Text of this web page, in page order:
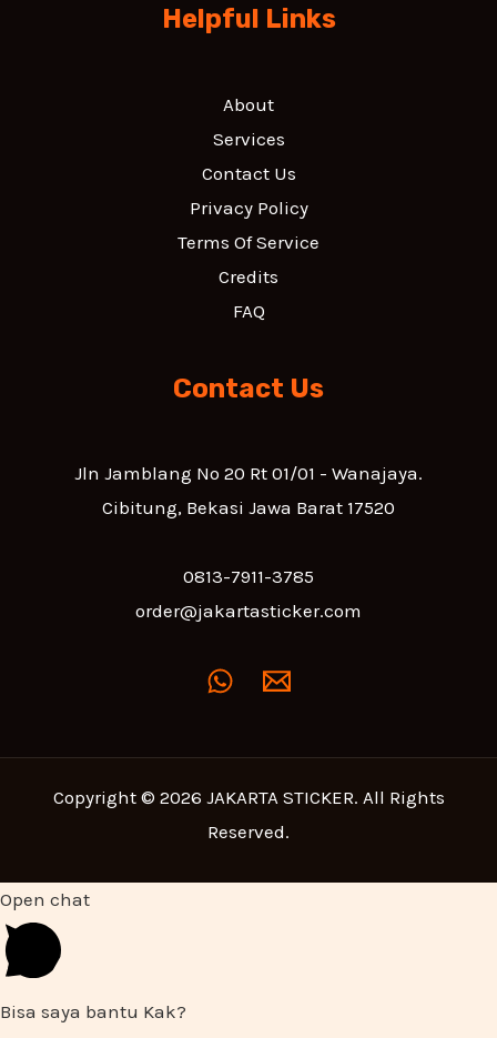
Helpful Links
About
Services
Contact Us
Privacy Policy
Terms Of Service
Credits
FAQ
Contact Us
Jln Jamblang No 20 Rt 01/01 - Wanajaya.
Cibitung, Bekasi Jawa Barat 17520
0813-7911-3785
order@jakartasticker.com
Copyright © 2026 JAKARTA STICKER. All Rights
Reserved.
Open chat
Bisa saya bantu Kak?